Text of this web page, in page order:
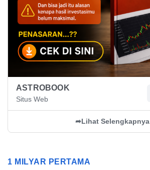
ASTROBOOK
Situs Web
➦Lihat Selengkapnya
1 MILYAR PERTAMA